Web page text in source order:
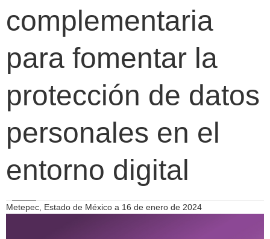
complementaria
para fomentar la
protección de datos
personales en el
entorno digital
Metepec, Estado de México a 16 de enero de 2024